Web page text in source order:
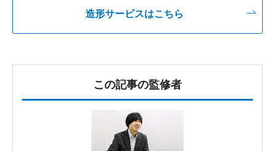
造形サービスはこちら
この記事の監修者